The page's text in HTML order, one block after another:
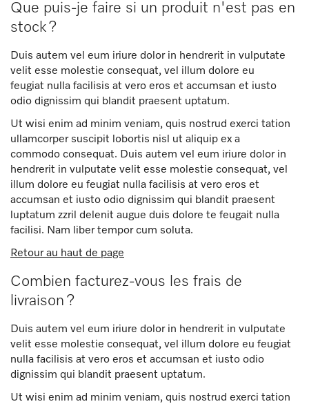
Que puis-je faire si un produit n'est pas en
stock ?
Duis autem vel eum iriure dolor in hendrerit in vulputate
velit esse molestie consequat, vel illum dolore eu
feugiat nulla facilisis at vero eros et accumsan et iusto
odio dignissim qui blandit praesent uptatum.
Ut wisi enim ad minim veniam, quis nostrud exerci tation
ullamcorper suscipit lobortis nisl ut aliquip ex a
commodo consequat. Duis autem vel eum iriure dolor in
hendrerit in vulputate velit esse molestie consequat, vel
illum dolore eu feugiat nulla facilisis at vero eros et
accumsan et iusto odio dignissim qui blandit praesent
luptatum zzril delenit augue duis dolore te feugait nulla
facilisi. Nam liber tempor cum soluta.
Retour au haut de page
Combien facturez-vous les frais de
livraison ?
Duis autem vel eum iriure dolor in hendrerit in vulputate
velit esse molestie consequat, vel illum dolore eu feugiat
nulla facilisis at vero eros et accumsan et iusto odio
dignissim qui blandit praesent uptatum.
Ut wisi enim ad minim veniam, quis nostrud exerci tation